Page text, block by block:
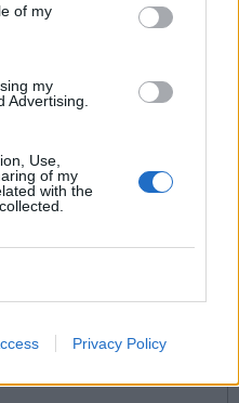
of my
my
Advertising.
Use,
of my
with the
Privacy Policy